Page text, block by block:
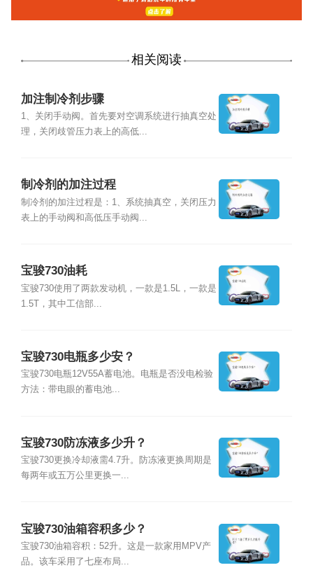
相关阅读
加注制冷剂步骤
1、关闭手动阀。首先要对空调系统进行抽真空处
理，关闭歧管压力表上的高低...
制冷剂的加注过程
制冷剂的加注过程是：1、系统抽真空，关闭压力
表上的手动阀和高低压手动阀...
宝骏730油耗
宝骏730使用了两款发动机，一款是1.5L，一款是
1.5T，其中工信部...
宝骏730电瓶多少安？
宝骏730电瓶12V55A蓄电池。电瓶是否没电检验
方法：带电眼的蓄电池...
宝骏730防冻液多少升？
宝骏730更换冷却液需4.7升。防冻液更换周期是
每两年或五万公里更换一...
宝骏730油箱容积多少？
宝骏730油箱容积：52升。这是一款家用MPV产
品。该车采用了七座布局...